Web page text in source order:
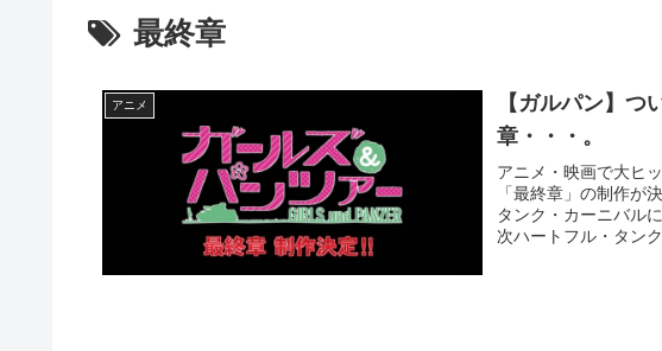
最終章
アニメ
【ガルパン】
章・・・。
アニメ・映画で大ヒ
「最終章」の制作が
タンク・カーニバル
次ハートフル・タン